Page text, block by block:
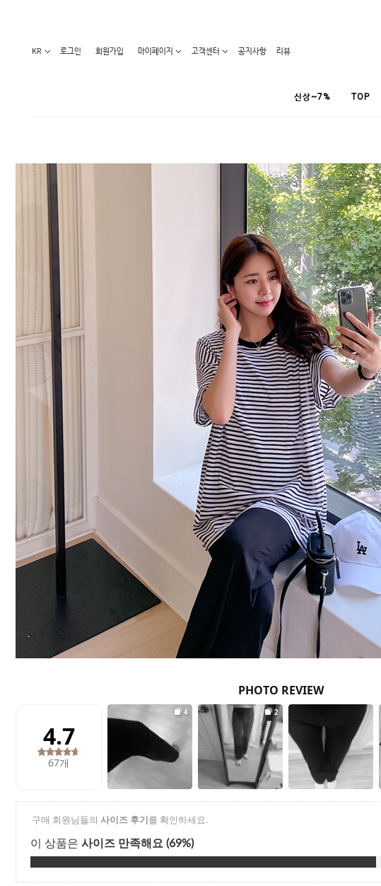
KR 로그인 회원가입 마이페이지 고객센터 공지사항 리뷰
신상~7% TOP
세일50-80%
레깅스/스타킹
코디아이템
특가상품
홈웨어
요가복
수영복
언더웨어
앱특가
커뮤니티
만삭사진컨테스트
아기사진컨테스트
고객센터 1661-5260
공지사항
자주묻는질문
Q&A
미확인입금자보기
이용안내
제휴/광고문의
구매금액별사은품
마이페이지
로그인
회원가입
마이페이지
장바구니
개인결제